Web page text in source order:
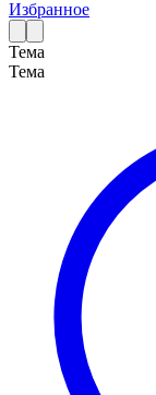
Избранное
Тема
Тема